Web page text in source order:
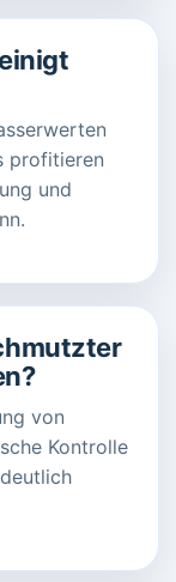
profitieren
und
von
Kontrolle